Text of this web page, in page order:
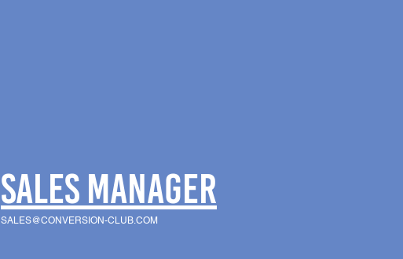
SALES@CONVERSION-CLUB.COM
SALES MANAGER